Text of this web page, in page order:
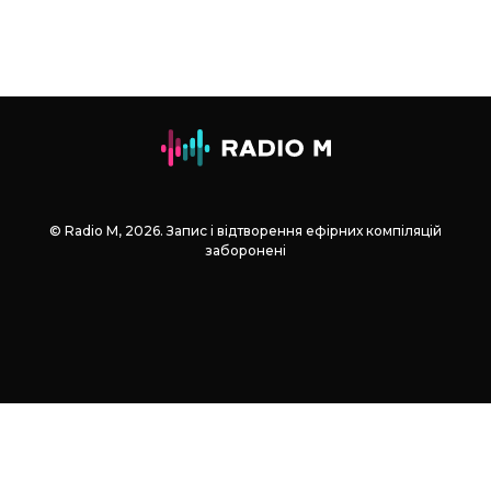
© Radio М, 2026. Запис і відтворення ефірних компіляцій
заборонені